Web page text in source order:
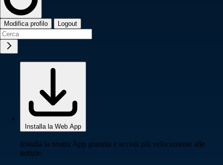
Modifica profilo Logout
Installa la Web App
Installa la nostra App gratuita e accedi più velocemente alle
notizie